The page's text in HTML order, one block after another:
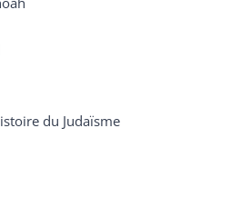
du Judaïsme